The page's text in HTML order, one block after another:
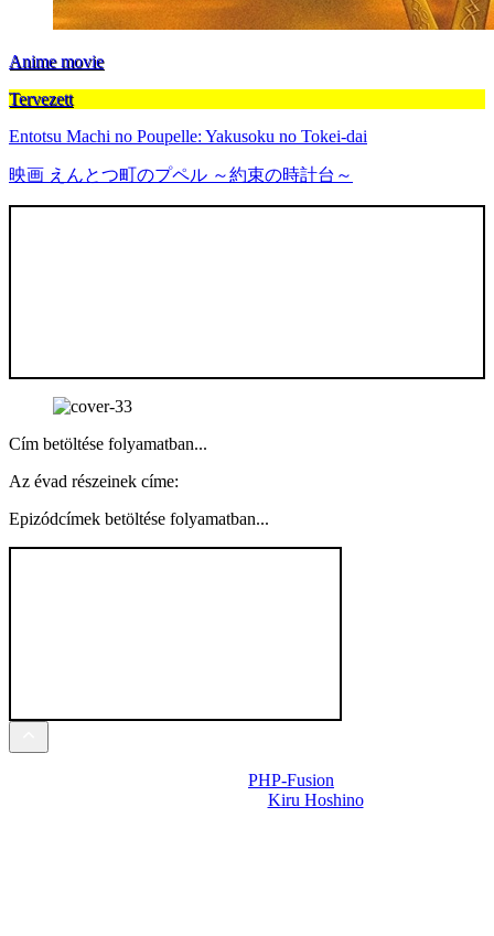
Anime movie
Tervezett
Entotsu Machi no Poupelle: Yakusoku no Tokei-dai
映画 えんとつ町のプペル ～約束の時計台～
Cím betöltése folyamatban...
Az évad részeinek címe:
Epizódcímek betöltése folyamatban...
PHP-Fusion
Kiru Hoshino